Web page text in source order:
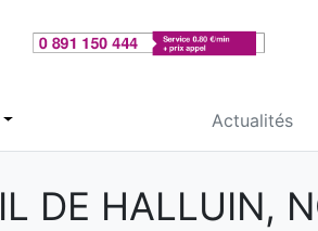
Actualités
DE HALLUIN,